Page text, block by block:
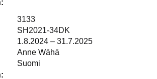
3133
SH2021-34DK
1.8.2024 – 31.7.2025
Anne Wähä
Suomi